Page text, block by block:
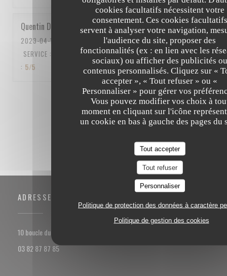
cookies facultatifs nécessitent votre
consentement. Ces cookies facultatifs
servent à analyser votre navigation,
l'audience du site, proposer des
fonctionnalités (ex : en lien avec les
sociaux) ou afficher des publicités ou
contenus personnalisés. Cliquez sur «
accepter », « Tout refuser » ou «
Personnaliser » pour gérer vos
Vous pouvez modifier vos choix à
moment en cliquant sur l'icône
un cookie en bas à gauche des pages du
Tout accepter
Tout refuser
Personnaliser
Politique de protection des données à caractère
Politique de gestion des cookies
Quentin D
2023-04-15
- 12:15 - COUVERTS 5
SERVICE : AMBIANCE: 5/5 CUISINE: 5 /5 QUALITÉ / PRIX
: 5/5
2 3
ADRESSE
10 boucle du val Marie 57100 Thionville
03 82 87 87 85